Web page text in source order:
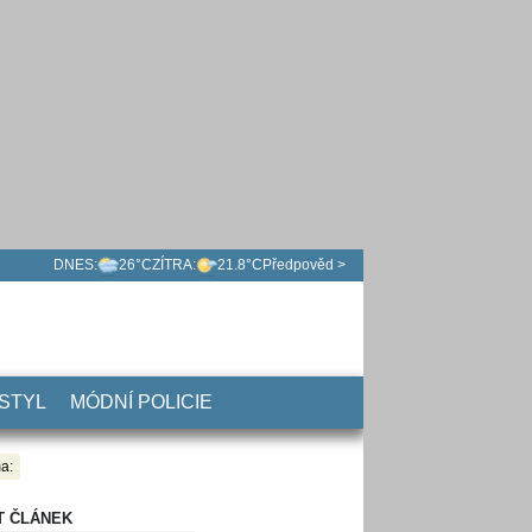
DNES: 26°CZÍTRA: 21.8°C Předpověd >
MÓDNÍ POLICIE
ČLÁNEK